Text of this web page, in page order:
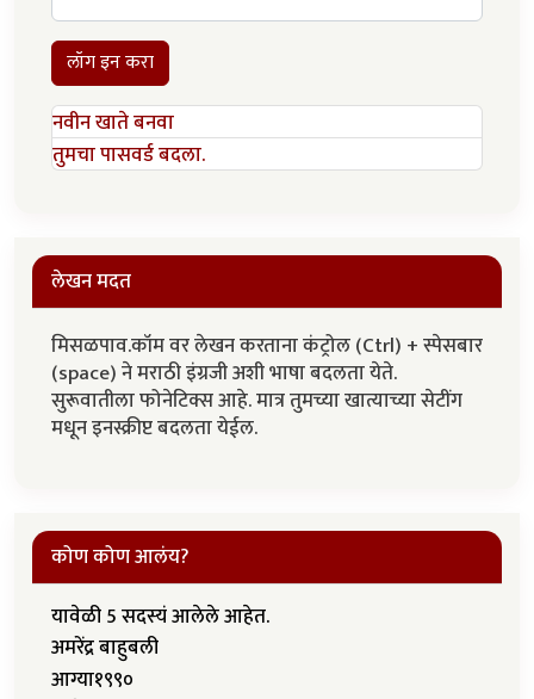
लॉग इन करा
नवीन खाते बनवा
तुमचा पासवर्ड बदला.
लेखन मदत
मिसळपाव.कॉम वर लेखन करताना कंट्रोल (Ctrl) + स्पेसबार
(space) ने मराठी इंग्रजी अशी भाषा बदलता येते.
सुरूवातीला फोनेटिक्स आहे. मात्र तुमच्या खात्याच्या सेटींग
मधून इनस्क्रीप्ट बदलता येईल.
कोण कोण आलंय?
यावेळी 5 सदस्यं आलेले आहेत.
अमरेंद्र बाहुबली
आग्या१९९०